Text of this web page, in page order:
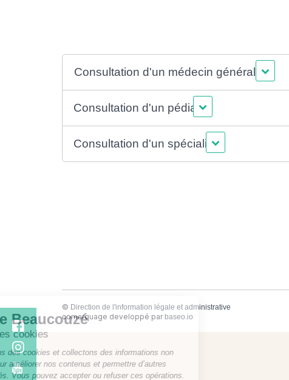
Consultation d'un médecin généraliste
Consultation d'un pédiatre
Consultation d'un spécialiste
© Direction de l'information légale et administrative
comarquage developpé par baseo.io